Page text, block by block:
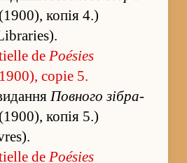
(1900), копія 4.)
de Poésies
copie 5.
Повного зі­бра­
(1900), копія 5.)
de Poésies